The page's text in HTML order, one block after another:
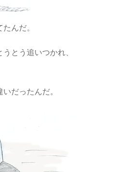
んだ。
とう追いつかれ、
だったんだ。